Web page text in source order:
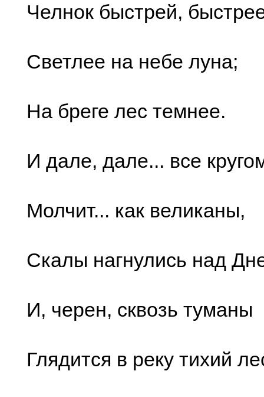
Челнок быстрей,
Светлее на небе луна;
На бреге лес темнее.
И дале, дале... все
Молчит... как великаны,
Скалы нагнулись над
И, черен, сквозь туманы
Глядится в реку тихий